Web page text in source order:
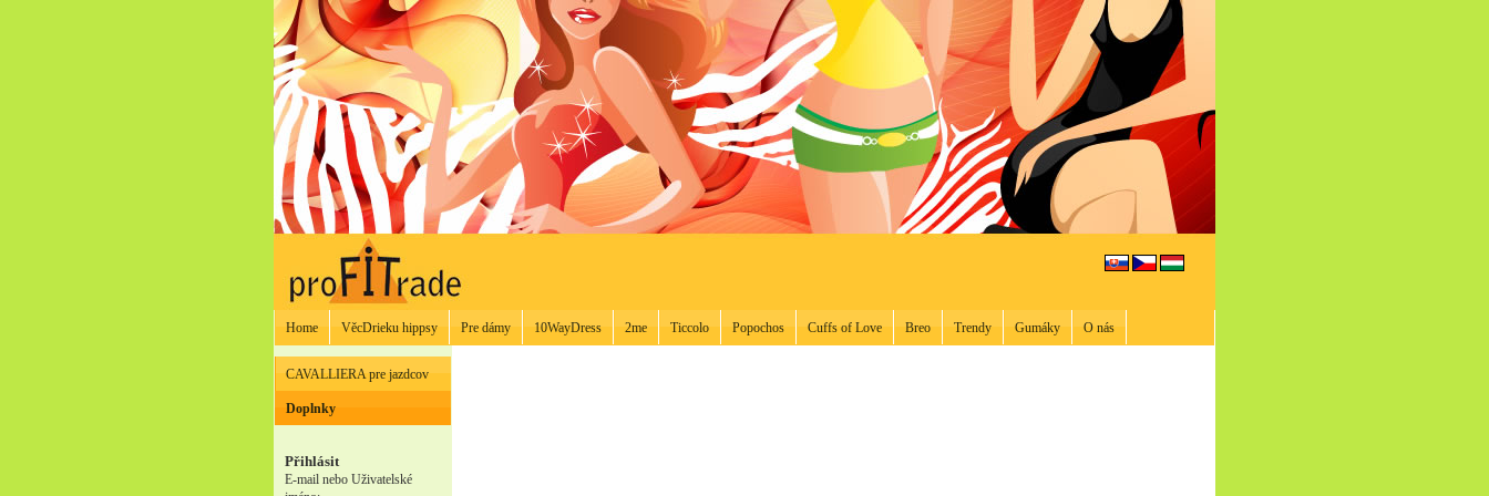
Home VěcDrieku hippsy Pre dámy 10WayDress 2me Ticcolo Popochos Cuffs of Love Breo Trendy Gumáky O nás
CAVALLIERA pre jazdcov
Doplnky
Přihlásit
E-mail nebo Uživatelské